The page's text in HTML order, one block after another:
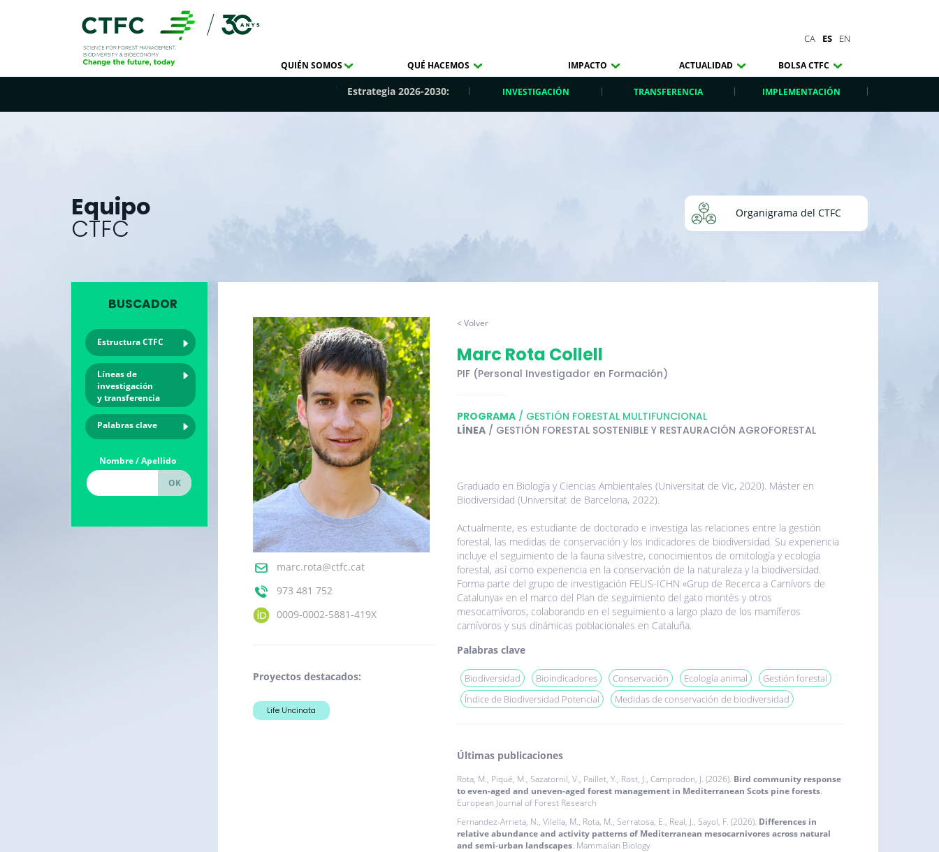
CA ES EN
QUIÉN SOMOS QUÉ HACEMOS IMPACTO ACTUALIDAD BOLSA CTFC
Estrategia 2026-2030: INVESTIGACIÓN TRANSFERENCIA IMPLEMENTACIÓN
Equipo
CTFC
Organigrama del CTFC
BUSCADOR
Estructura CTFC
Líneas de
investigación
y transferencia
Palabras clave
Nombre / Apellido
marc.rota@ctfc.cat
973 481 752
0009-0002-5881-419X
Proyectos destacados:
Life Uncinata
< Volver
Marc Rota Collell
PIF (Personal Investigador en Formación)
PROGRAMA/ GESTIÓN FORESTAL MULTIFUNCIONAL
LÍNEA/ GESTIÓN FORESTAL SOSTENIBLE Y RESTAURACIÓN AGROFORESTAL
Graduado en Biología y Ciencias Ambientales (Universitat de Vic, 2020). Máster en
Biodiversidad (Universitat de Barcelona, 2022).
Actualmente, es estudiante de doctorado e investiga las relaciones entre la gestión
forestal, las medidas de conservación y los indicadores de biodiversidad. Su experiencia
incluye el seguimiento de la fauna silvestre, conocimientos de ornitología y ecología
forestal, así como experiencia en la conservación de la naturaleza y la biodiversidad.
Forma parte del grupo de investigación FELIS-ICHN «Grup de Recerca a Carnívors de
Catalunya» en el marco del Plan de seguimiento del gato montés y otros
mesocarnívoros, colaborando en el seguimiento a largo plazo de los mamíferos
carnívoros y sus dinámicas poblacionales en Cataluña.
Palabras clave
Biodiversidad Bioindicadores Conservación Ecología animal
Gestión forestal
Índice de Biodiversidad Potencial
Medidas de conservación de biodiversidad
Últimas publicaciones
Rota, M., Piqué, M., Sazatornil, V., Paillet, Y., Rost, J., Camprodon, J. (2026). Bird community response
to even-aged and uneven-aged forest management in Mediterranean Scots pine forests.
European Journal of Forest Research
Fernandez-Arrieta, N., Vilella, M., Rota, M., Serratosa, E., Real, J., Sayol, F. (2026). Differences in
relative abundance and activity patterns of Mediterranean mesocarnivores across natural
and semi-urban landscapes. Mammalian Biology